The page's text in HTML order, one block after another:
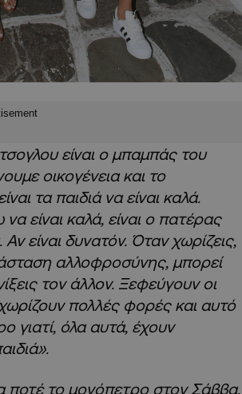
είναι ο μπαμπάς του
οικογένεια και το
τα παιδιά να είναι καλά.
είναι καλά, είναι ο πατέρας
είναι δυνατόν. Όταν χωρίζεις,
αλλοφροσύνης, μπορεί
τον άλλον. Ξεφεύγουν οι
πολλές φορές και αυτό
γιατί, όλα αυτά, έχουν
ποτέ το μονόπετρο στον Σάββα,